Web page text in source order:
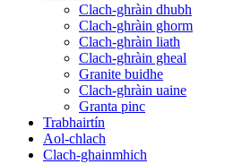
Clach-ghràin dhubh
Clach-ghràin ghorm
Clach-ghràin liath
Clach-ghràin gheal
Granite buidhe
Clach-ghràin uaine
Granta pinc
Trabhairtín
Aol-chlach
Clach-ghainmhich